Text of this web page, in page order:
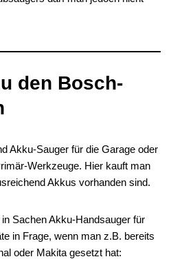
den Bosch-
Akku-Sauger für die Garage oder
Werkzeuge. Hier kauft man
Akkus vorhanden sind.
Sachen Akku-Handsauger für
in Frage, wenn man z.B. bereits
oder Makita gesetzt hat: